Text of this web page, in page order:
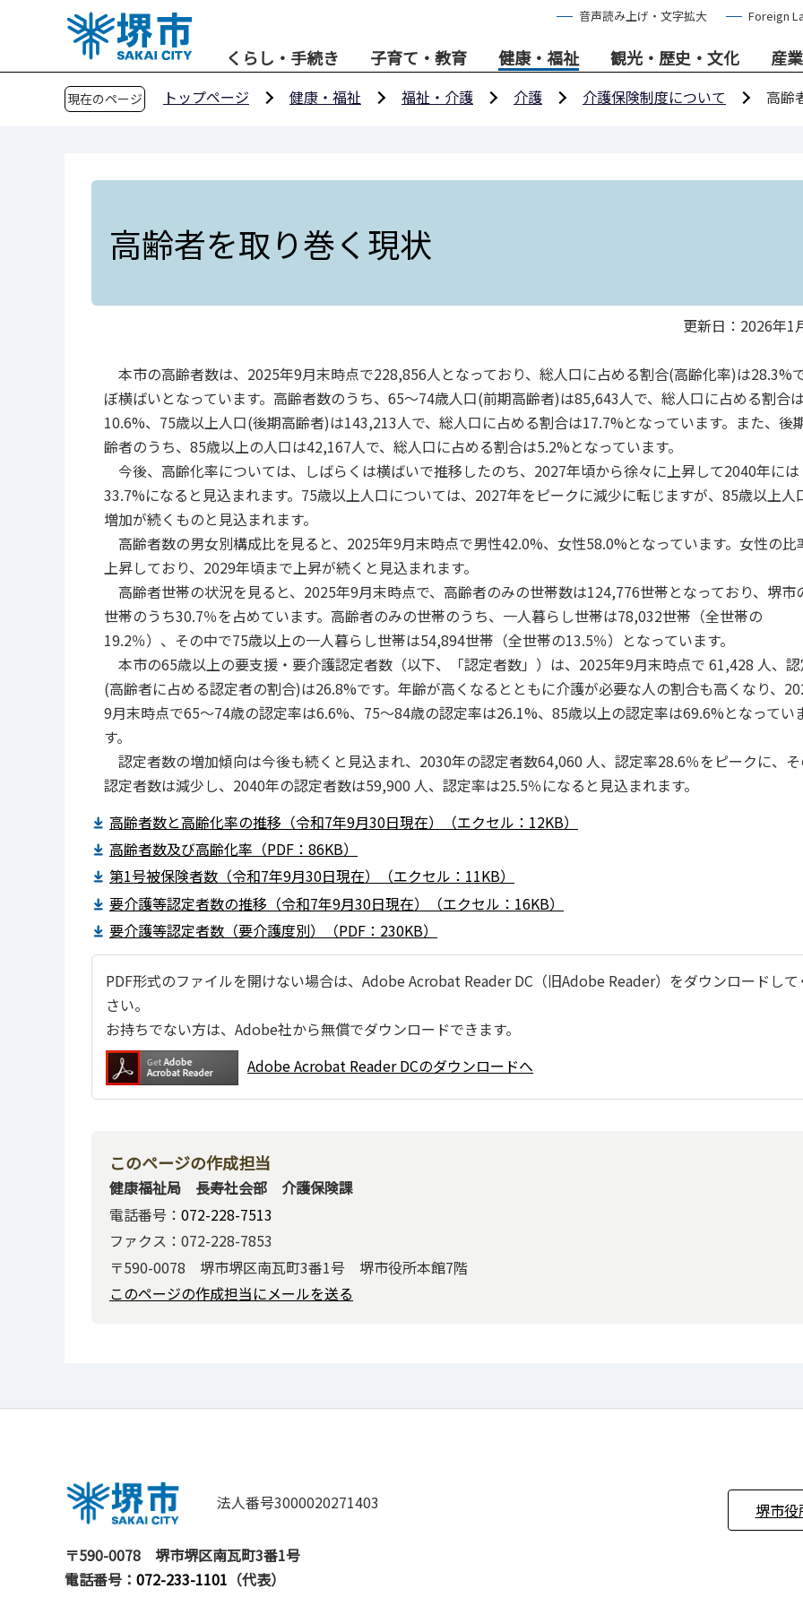
音声読み上げ・文字拡大 Foreign
くらし・手続き 子育て・教育 健康・福祉 観光・歴史・文化 産
現在のページ トップページ 健康・福祉 福祉・介護 介護 介護保険制度について 高齢
高齢者を取り巻く現状
更新日：2026年1
本市の高齢者数は、2025年9月末時点で228,856人となっており、総人口に占める割合(高齢化率)は28.3%
ぼ横ばいとなっています。高齢者数のうち、65～74歳人口(前期高齢者)は85,643人で、総人口に占める割合
10.6%、75歳以上人口(後期高齢者)は143,213人で、総人口に占める割合は17.7%となっています。また、後
齢者のうち、85歳以上の人口は42,167人で、総人口に占める割合は5.2%となっています。
今後、高齢化率については、しばらくは横ばいで推移したのち、2027年頃から徐々に上昇して2040年には
33.7%になると見込まれます。75歳以上人口については、2027年をピークに減少に転じますが、85歳以上人
増加が続くものと見込まれます。
高齢者数の男女別構成比を見ると、2025年9月末時点で男性42.0%、女性58.0%となっています。女性の比
上昇しており、2029年頃まで上昇が続くと見込まれます。
高齢者世帯の状況を見ると、2025年9月末時点で、高齢者のみの世帯数は124,776世帯となっており、堺市
世帯のうち30.7％を占めています。高齢者のみの世帯のうち、一人暮らし世帯は78,032世帯（全世帯の
19.2％）、その中で75歳以上の一人暮らし世帯は54,894世帯（全世帯の13.5％）となっています。
本市の65歳以上の要支援・要介護認定者数（以下、「認定者数」）は、2025年9月末時点で 61,428 人、
(高齢者に占める認定者の割合)は26.8%です。年齢が高くなるとともに介護が必要な人の割合も高くなり、
9月末時点で65～74歳の認定率は6.6%、75～84歳の認定率は26.1%、85歳以上の認定率は69.6%となってい
す。
認定者数の増加傾向は今後も続くと見込まれ、2030年の認定者数64,060 人、認定率28.6％をピークに、
認定者数は減少し、2040年の認定者数は59,900 人、認定率は25.5％になると見込まれます。
高齢者数と高齢化率の推移（令和7年9月30日現在）（エクセル：12KB）
高齢者数及び高齢化率（PDF：86KB）
第1号被保険者数（令和7年9月30日現在）（エクセル：11KB）
要介護等認定者数の推移（令和7年9月30日現在）（エクセル：16KB）
要介護等認定者数（要介護度別）（PDF：230KB）
PDF形式のファイルを開けない場合は、Adobe Acrobat Reader DC（旧Adobe Reader）をダウンロードして
さい。
お持ちでない方は、Adobe社から無償でダウンロードできます。
Adobe Acrobat Reader DCのダウンロードへ
このページの作成担当
健康福祉局 長寿社会部 介護保険課
電話番号： 072-228-7513
ファクス：072-228-7853
〒590-0078 堺市堺区南瓦町3番1号 堺市役所本館7階
このページの作成担当にメールを送る
法人番号3000020271403
〒590-0078
堺市堺区南瓦町3番1号
電話番号： 072-233-1101 （代表）
堺市